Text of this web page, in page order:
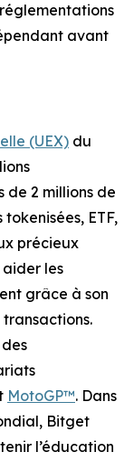
avant
(UEX) du
de 2 millions de
ETF,
précieux
aider les
grâce à son
MotoGP™. Dans
Bitget
l’éducation